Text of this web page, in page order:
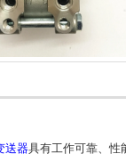
送器具有工作可靠、性